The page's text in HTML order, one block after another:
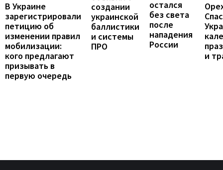
В Украине
зарегистрировали
петицию об
изменении правил
мобилизации:
кого предлагают
призывать в
первую очередь
создании
украинской
баллистики
и системы
ПРО
остался
без света
после
нападения
России
и